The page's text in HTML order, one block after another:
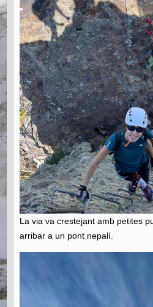
La via va crestejant amb petites
arribar a un pont nepalí.